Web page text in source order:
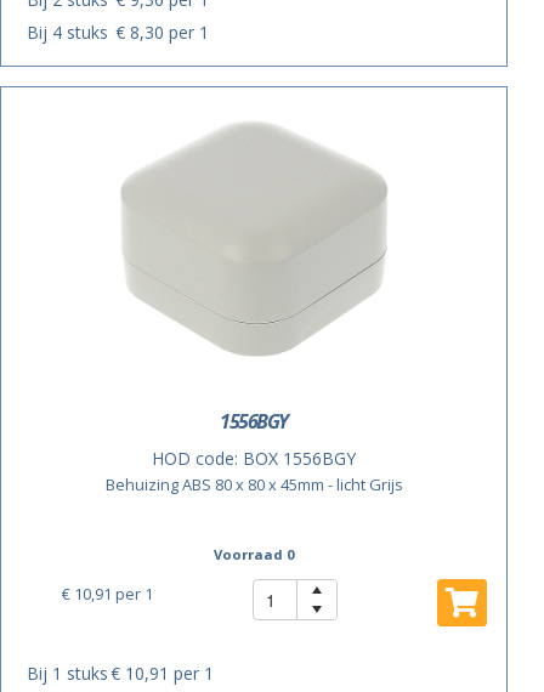
Bij 4 stuks € 8,30 per 1
1556BGY
HOD code: BOX 1556BGY
Behuizing ABS 80 x 80 x 45mm - licht Grijs
Voorraad 0
€ 10,91 per 1
Bij 1 stuks€ 10,91 per 1